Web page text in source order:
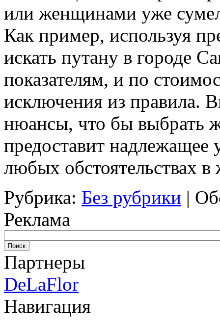
или женщинами уже
Как пример, используя
искать путану в городе
показателям, и по
исключения из правила.
нюансы, что бы выбрать
предоставит надлежащее
любых обстоятельствах в
Рубрика: Без рубрики |
Реклама
Партнеры
DeLaFlor
Навигация